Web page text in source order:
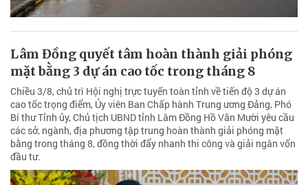
Lâm Đồng quyết tâm hoàn thành giải phóng
mặt bằng 3 dự án cao tốc trong tháng 8
Chiều 3/8, chủ trì Hội nghị trực tuyến toàn tỉnh về tiến độ 3 dự án
cao tốc trọng điểm, Ủy viên Ban Chấp hành Trung ương Đảng, Phó
Bí thư Tỉnh ủy, Chủ tịch UBND tỉnh Lâm Đồng Hồ Văn Mười yêu cầu
các sở, ngành, địa phương tập trung hoàn thành giải phóng mặt
bằng trong tháng 8, đồng thời đẩy nhanh thi công và giải ngân vốn
đầu tư.